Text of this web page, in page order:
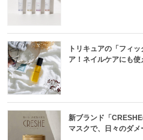
トリキュアの「フィ
ア！ネイルケアにも
新ブランド「
マスクで、日々のダ